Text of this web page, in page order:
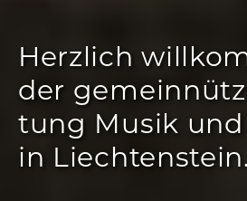
Herz­lich
der
tung Musik
in Liechten­stein.